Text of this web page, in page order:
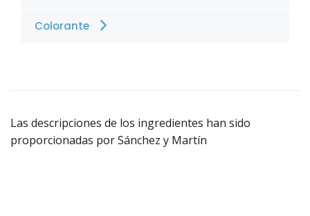
Colorante
Las descripciones de los ingredientes han sido
proporcionadas por Sánchez y Martín